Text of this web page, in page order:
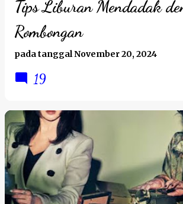
Tips Liburan Mendadak
Rombongan
pada tanggalNovember 20, 2024
19